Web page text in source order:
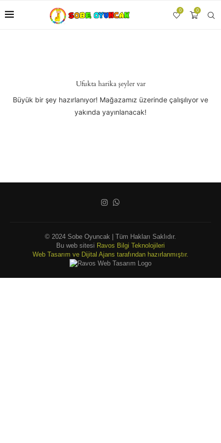
0
0
Ufukta harika şeyler var
Büyük bir şey hazırlanıyor! Mağazamız üzerinde çalışılıyor ve
yakında yayınlanacak!
© 2024 Sobe Oyuncak | Tüm Hakları Saklıdır.
Bu web sitesi Ravos Bilgi Teknolojileri
Web Tasarım ve Dijital Ajans tarafından hazırlanmıştır.